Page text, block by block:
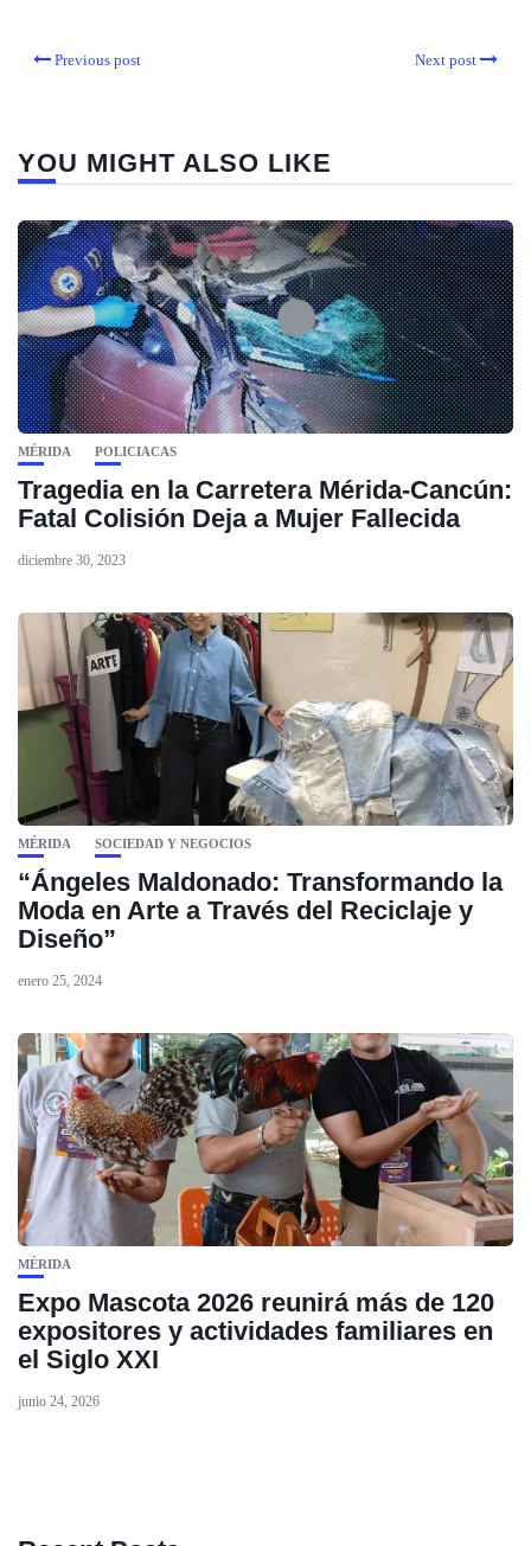
Previous post Next post
YOU MIGHT ALSO LIKE
MÉRIDA POLICIACAS
Tragedia en la Carretera Mérida-Cancún:
Fatal Colisión Deja a Mujer Fallecida
diciembre 30, 2023
MÉRIDA SOCIEDAD Y NEGOCIOS
“Ángeles Maldonado: Transformando la
Moda en Arte a Través del Reciclaje y
Diseño”
enero 25, 2024
MÉRIDA
Expo Mascota 2026 reunirá más de 120
expositores y actividades familiares en
el Siglo XXI
junio 24, 2026